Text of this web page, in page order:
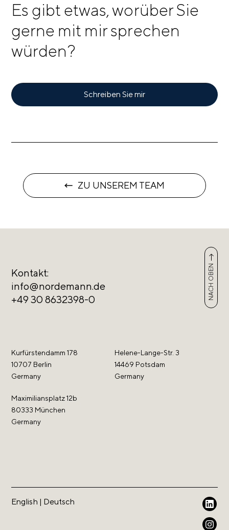
Es gibt etwas, worüber Sie
gerne mit mir sprechen
würden?
Schreiben Sie mir
ZU UNSEREM TEAM
Kontakt:
info@nordemann.de
+49 30 8632398-0
Kurfürstendamm 178
10707 Berlin
Germany
Helene-Lange-Str. 3
14469 Potsdam
Germany
Maximiliansplatz 12b
80333 München
Germany
NACH OBEN
English | Deutsch